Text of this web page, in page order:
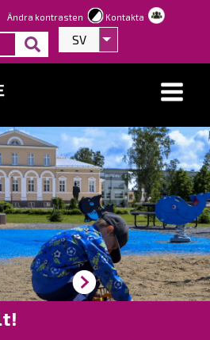
Ändra kontrasten Kontakta
SV Visa fler åtgärder